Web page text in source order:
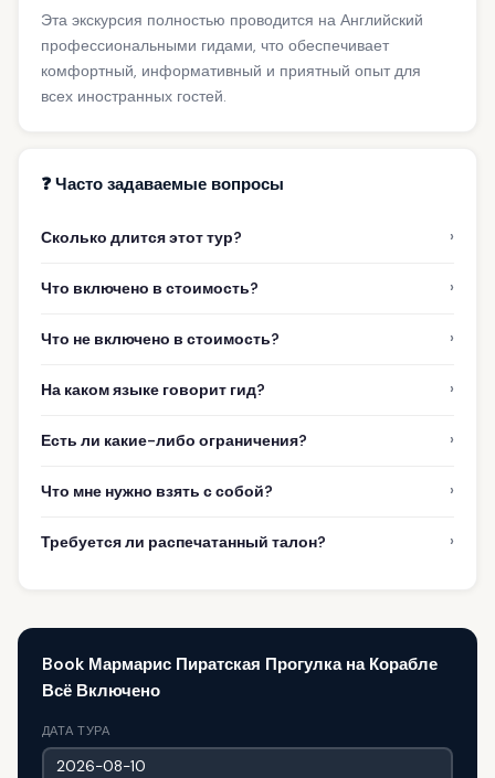
Эта экскурсия полностью проводится на Английский
профессиональными гидами, что обеспечивает
комфортный, информативный и приятный опыт для
всех иностранных гостей.
❓ Часто задаваемые вопросы
Сколько длится этот тур? ›
Что включено в стоимость? ›
Что не включено в стоимость? ›
На каком языке говорит гид? ›
Есть ли какие-либо ограничения? ›
Что мне нужно взять с собой? ›
Требуется ли распечатанный талон? ›
Book Мармарис Пиратская Прогулка на Корабле
Всё Включено
ДАТА ТУРА